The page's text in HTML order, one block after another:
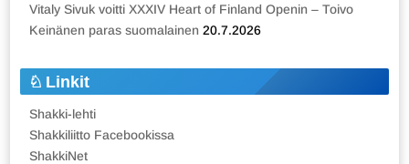
Vitaly Sivuk voitti XXXIV Heart of Finland Openin – Toivo
Keinänen paras suomalainen 20.7.2026
Linkit
Shakki-lehti
Shakkiliitto Facebookissa
ShakkiNet